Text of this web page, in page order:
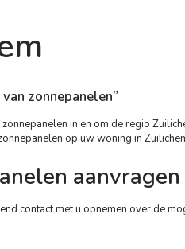
zonnepanelen”
in en om de regio
op uw woning in
aanvragen
contact met u opnemen over de